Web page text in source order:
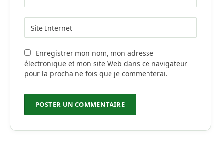
Enregistrer mon nom, mon adresse
électronique et mon site Web dans ce navigateur
pour la prochaine fois que je commenterai.